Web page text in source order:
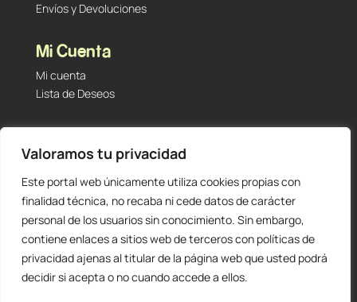
Valoramos tu privacidad
Este portal web únicamente utiliza cookies propias con
finalidad técnica, no recaba ni cede datos de carácter
personal de los usuarios sin conocimiento. Sin embargo,
contiene enlaces a sitios web de terceros con políticas de
privacidad ajenas al titular de la página web que usted podrá
decidir si acepta o no cuando accede a ellos.
Envíos y Devoluciones
Mi Cuenta
Mi cuenta
Lista de Deseos
Tu Tienda de Segunda Mano, Sambara #101 (Madrid,
28027 – España)
912 60 05 55 |+34 601 23 09 14
info@staging.tutiendadesegundamano.com